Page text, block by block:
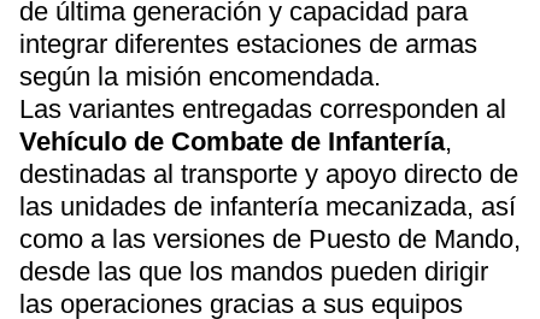
de última generación y capacidad para
integrar diferentes estaciones de armas
según la misión encomendada.
Las variantes entregadas corresponden al
Vehículo de Combate de Infantería,
destinadas al transporte y apoyo directo de
las unidades de infantería mecanizada, así
como a las versiones de Puesto de Mando,
desde las que los mandos pueden dirigir
las operaciones gracias a sus equipos